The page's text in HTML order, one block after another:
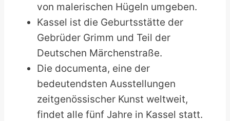
von malerischen Hügeln umgeben.
Kassel ist die Geburtsstätte der
Gebrüder Grimm und Teil der
Deutschen Märchenstraße.
Die documenta, eine der
bedeutendsten Ausstellungen
zeitgenössischer Kunst weltweit,
findet alle fünf Jahre in Kassel statt.